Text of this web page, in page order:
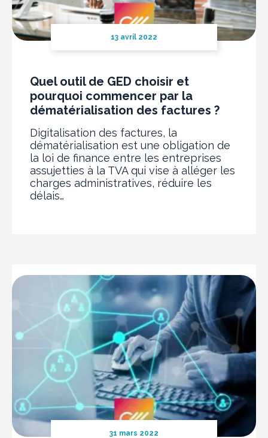
13 avril 2022
Quel outil de GED choisir et
pourquoi commencer par la
dématérialisation des factures ?
Digitalisation des factures, la
dématérialisation est une obligation de
la loi de finance entre les entreprises
assujetties à la TVA qui vise à alléger les
charges administratives, réduire les
délais…
31 mars 2022